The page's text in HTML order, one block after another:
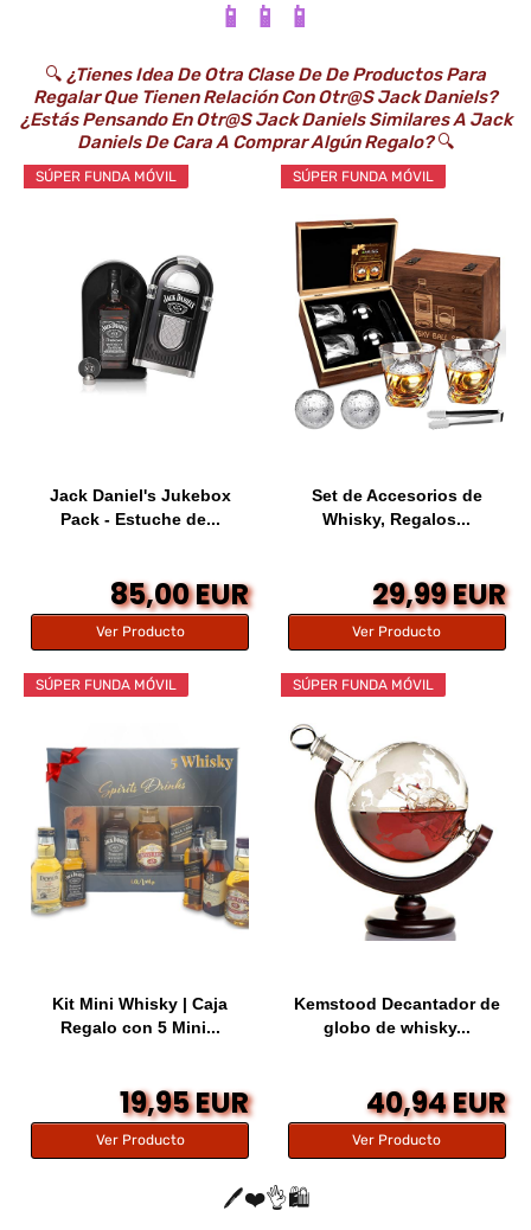
📱 📱 📱
🔍 ¿Tienes Idea De Otra Clase De De Productos Para
Regalar Que Tienen Relación Con Otr@s Jack Daniels?
¿Estás Pensando En Otr@s Jack Daniels Similares A Jack
Daniels De Cara A Comprar Algún Regalo?🔍
SÚPER FUNDA MÓVIL
Jack Daniel's Jukebox
Pack - Estuche de...
85,00 EUR
Ver Producto
SÚPER FUNDA MÓVIL
Set de Accesorios de
Whisky, Regalos...
29,99 EUR
Ver Producto
SÚPER FUNDA MÓVIL
Kit Mini Whisky | Caja
Regalo con 5 Mini...
19,95 EUR
Ver Producto
SÚPER FUNDA MÓVIL
Kemstood Decantador de
globo de whisky...
40,94 EUR
Ver Producto
🖊️❤️👌🛍️